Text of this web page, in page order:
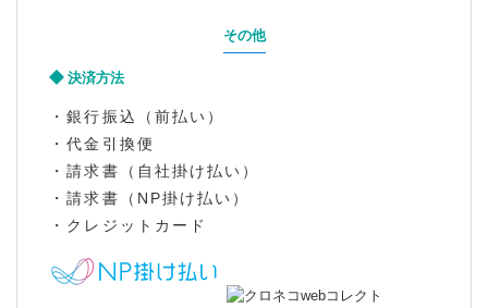
その他
決済方法
・銀行振込（前払い）
・代金引換便
・請求書（自社掛け払い）
・請求書（NP掛け払い）
・クレジットカード